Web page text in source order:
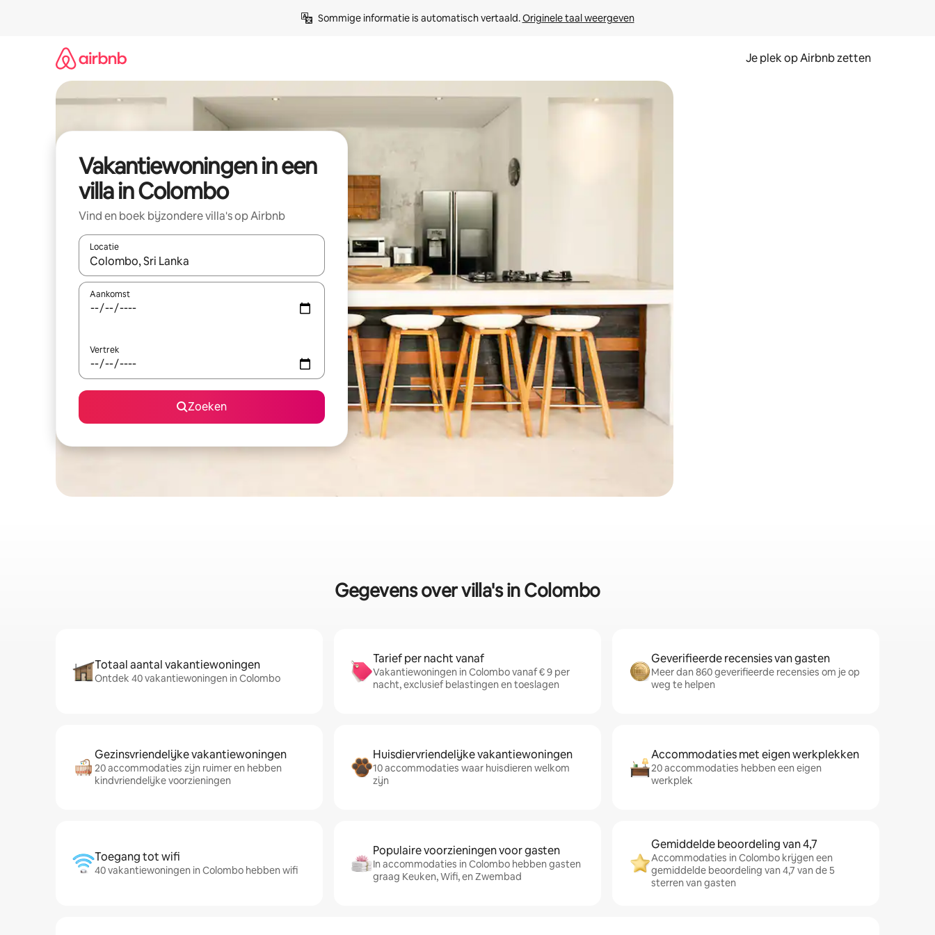
Sommige informatie is automatisch vertaald. Originele taal weergeven
Je plek op Airbnb zetten
Vakantiewoningen in een
villa in Colombo
Vind en boek bijzondere villa's op Airbnb
Locatie
Wanneer er resultaten beschikbaar zijn, maak je een keuze met je de pijltjestoetsen omhoog en omlaag, óf door te tikken of swipen.
Aankomst
Vertrek
Zoeken
Gegevens over villa's in Colombo
Totaal aantal vakantiewoningen
Ontdek 40 vakantiewoningen in Colombo
Tarief per nacht vanaf
Vakantiewoningen in Colombo vanaf € 9 per
nacht, exclusief belastingen en toeslagen
Geverifieerde recensies van gasten
Meer dan 860 geverifieerde recensies om je op
weg te helpen
Gezinsvriendelijke vakantiewoningen
20 accommodaties zijn ruimer en hebben
kindvriendelijke voorzieningen
Huisdiervriendelijke vakantiewoningen
10 accommodaties waar huisdieren welkom
zijn
Accommodaties met eigen werkplekken
20 accommodaties hebben een eigen
werkplek
Toegang tot wifi
40 vakantiewoningen in Colombo hebben wifi
Populaire voorzieningen voor gasten
In accommodaties in Colombo hebben gasten
graag Keuken, Wifi, en Zwembad
Gemiddelde beoordeling van 4,7
Accommodaties in Colombo krijgen een
gemiddelde beoordeling van 4,7 van de 5
sterren van gasten